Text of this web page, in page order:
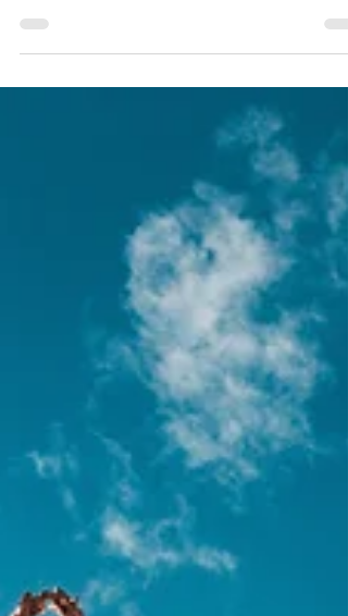
de 1.1 millones de habitantes, zonas
comerciales consolidadas y una
conectividad excepcional, abrir un
negocio aquí puede ser una decisión muy
buscando un local en GAM, este artículo
te explica exactamente qué permisos
necesitas, cuánto cuestan en esta
y cuál es el proceso correcto